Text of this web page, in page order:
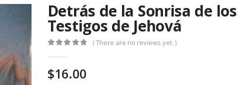
Detrás de la Sonrisa de los
Testigos de Jehová
( There are no reviews yet. )
$16.00